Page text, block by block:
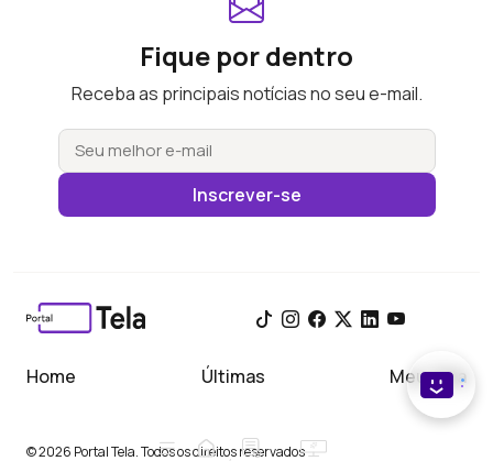
Fique por dentro
Receba as principais notícias no seu e-mail.
Inscrever-se
Home Últimas Meu Tela
© 2026 Portal Tela. Todos os direitos reservados